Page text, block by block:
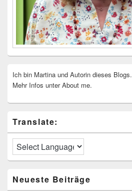
Ich bin Martina und Autorin dieses Blogs.
Mehr Infos unter About me.
Translate:
Neueste Beiträge